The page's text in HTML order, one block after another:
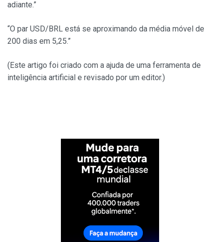
adiante.”
“O par USD/BRL está se aproximando da média móvel de
200 dias em 5,25.”
(Este artigo foi criado com a ajuda de uma ferramenta de
inteligência artificial e revisado por um editor.)